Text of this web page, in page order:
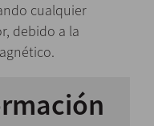
cualquier
debido a la